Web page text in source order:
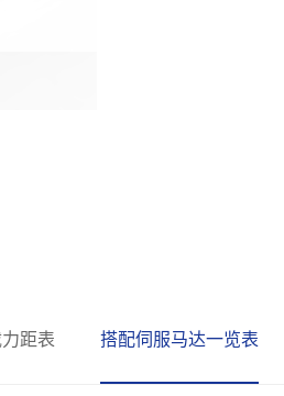
距表 搭配伺服马达一览表